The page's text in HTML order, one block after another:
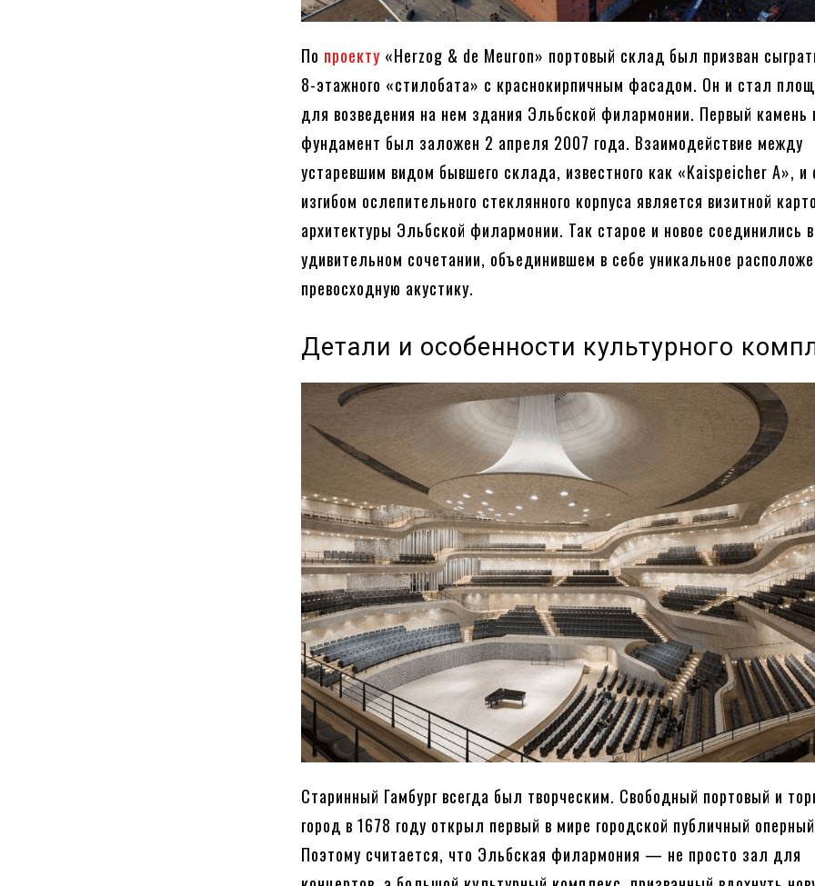
По проекту «Herzog & de Meuron» портовый склад был призван
8-этажного «стилобата» с краснокирпичным фасадом. Он и стал
для возведения на нем здания Эльбской филармонии. Первый камень
фундамент был заложен 2 апреля 2007 года. Взаимодействие между
устаревшим видом бывшего склада, известного как «Kaispeicher A»,
изгибом ослепительного стеклянного корпуса является визитной
архитектуры Эльбской филармонии. Так старое и новое соединились в
удивительном сочетании, объединившем в себе уникальное
превосходную акустику.
Детали и особенности культурного
Старинный Гамбург всегда был творческим. Свободный портовый и
город в 1678 году открыл первый в мире городской публичный
Поэтому считается, что Эльбская филармония — не просто зал для